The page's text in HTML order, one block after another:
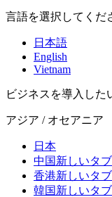
言語を選択してくだ
日本語
English
Vietnam
ビジネスを導入した
アジア / オセアニア
日本
中国新しいタ
香港新しいタ
韓国新しいタ